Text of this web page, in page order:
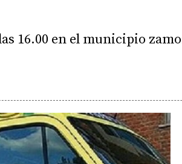
16.00 en el municipio